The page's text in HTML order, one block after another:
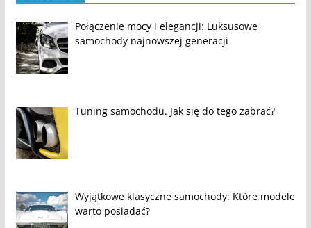
Połączenie mocy i elegancji: Luksusowe
samochody najnowszej generacji
Tuning samochodu. Jak się do tego zabrać?
Wyjątkowe klasyczne samochody: Które modele
warto posiadać?